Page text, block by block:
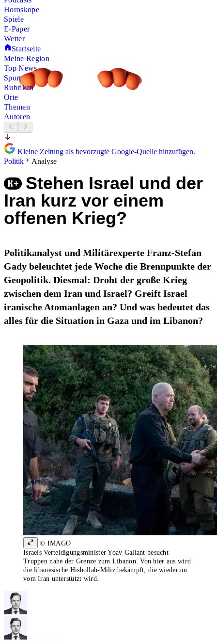
Horoskope
Spiele
E-Paper
Wetter
Startseite
Meine Region
Top News
Sport
Rubriken
Orte
Themen
Autoren
Kleine Zeitung als bevorzugte Google-Quelle hinzufügen.
Politik
Analyse
Stehen Israel und der
Iran kurz vor einem
offenen Krieg?
Politikanalyst und Militärexperte Franz-Stefan
Gady beleuchtet jede Woche die Brennpunkte der
Geopolitik. Diesmal: Droht der große Krieg
zwischen dem Iran und Israel? Greift Israel
iranische Atomanlagen an? Und was bedeutet das
alles für die Situation in Gaza und im Libanon?
© IMAGO
Israels Verteidigungsminister Yoav Gallant besucht
Truppen nahe der Grenze zum Libanon. Von hier aus wird
die libanesische Hisbollah-Miliz bekämpft, die wiederum
vom Iran unterstützt wird.